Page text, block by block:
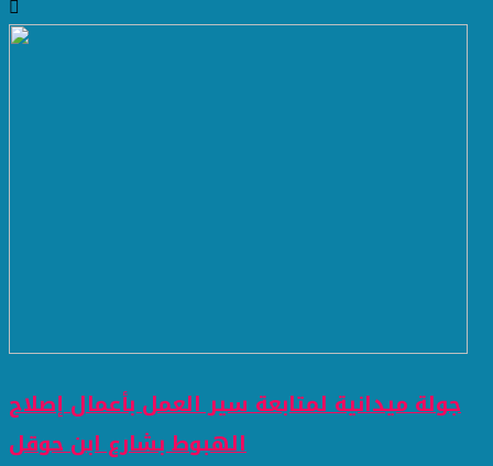
جولة ميدانية لمتابعة سير العمل بأعمال إصلاح
الهبوط بشارع ابن حوقل